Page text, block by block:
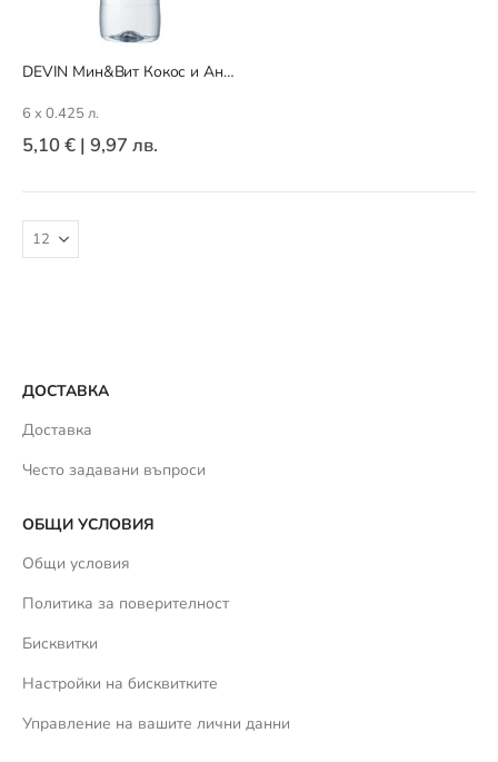
DEVIN Мин&Вит Кокос и Ананас
6 x 0.425 л.
5,10 € | 9,97 лв.
ДОСТАВКА
Доставка
Често задавани въпроси
ОБЩИ УСЛОВИЯ
Общи условия
Политика за поверителност
Бисквитки
Настройки на бисквитките
Управление на вашите лични данни